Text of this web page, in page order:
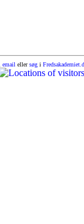
email ellersøgi